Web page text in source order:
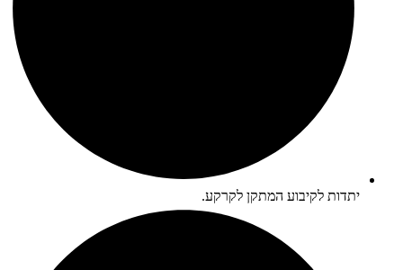
יתדות לקיבוע המתקן לקרקע.